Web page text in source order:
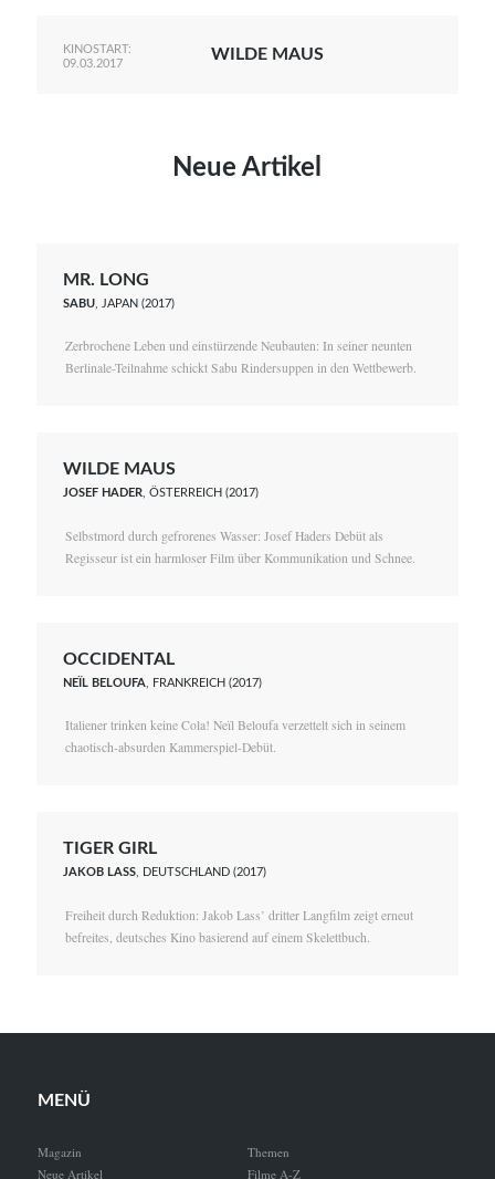
KINOSTART:
09.03.2017
WILDE MAUS
Neue Artikel
MR. LONG
SABU , JAPAN (2017)
Zerbrochene Leben und einstürzende Neubauten: In seiner neunten
Berlinale-Teilnahme schickt Sabu Rindersuppen in den Wettbewerb.
WILDE MAUS
JOSEF HADER, ÖSTERREICH (2017)
Selbstmord durch gefrorenes Wasser: Josef Haders Debüt als
Regisseur ist ein harmloser Film über Kommunikation und Schnee.
OCCIDENTAL
NEÏL BELOUFA , FRANKREICH (2017)
Italiener trinken keine Cola! Neïl Beloufa verzettelt sich in seinem
chaotisch-absurden Kammerspiel-Debüt.
TIGER GIRL
JAKOB LASS , DEUTSCHLAND (2017)
Freiheit durch Reduktion: Jakob Lass’ dritter Langfilm zeigt erneut
befreites, deutsches Kino basierend auf einem Skelettbuch.
MENÜ
Magazin
Neue Artikel
Themen
Filme A-Z